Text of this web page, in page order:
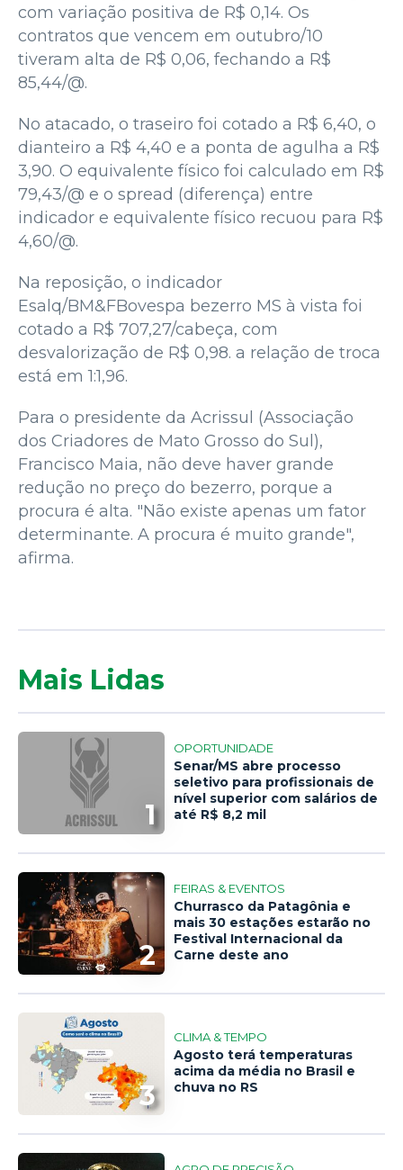
com variação positiva de R$ 0,14. Os
contratos que vencem em outubro/10
tiveram alta de R$ 0,06, fechando a R$
85,44/@.
No atacado, o traseiro foi cotado a R$ 6,40, o
dianteiro a R$ 4,40 e a ponta de agulha a R$
3,90. O equivalente físico foi calculado em R$
79,43/@ e o spread (diferença) entre
indicador e equivalente físico recuou para R$
4,60/@.
Na reposição, o indicador
Esalq/BM&FBovespa bezerro MS à vista foi
cotado a R$ 707,27/cabeça, com
desvalorização de R$ 0,98. a relação de troca
está em 1:1,96.
Para o presidente da Acrissul (Associação
dos Criadores de Mato Grosso do Sul),
Francisco Maia, não deve haver grande
redução no preço do bezerro, porque a
procura é alta. "Não existe apenas um fator
determinante. A procura é muito grande",
afirma.
Mais Lidas
1
OPORTUNIDADE
Senar/MS abre processo
seletivo para profissionais de
nível superior com salários de
até R$ 8,2 mil
2
FEIRAS & EVENTOS
Churrasco da Patagônia e
mais 30 estações estarão no
Festival Internacional da
Carne deste ano
3
CLIMA & TEMPO
Agosto terá temperaturas
acima da média no Brasil e
chuva no RS